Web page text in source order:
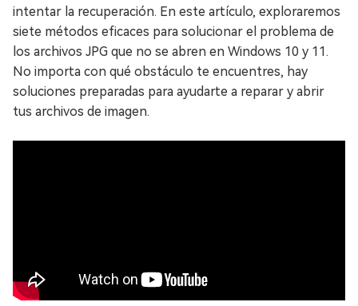
intentar la recuperación. En este artículo, exploraremos
siete métodos eficaces para solucionar el problema de
los archivos JPG que no se abren en Windows 10 y 11.
No importa con qué obstáculo te encuentres, hay
soluciones preparadas para ayudarte a reparar y abrir
tus archivos de imagen.